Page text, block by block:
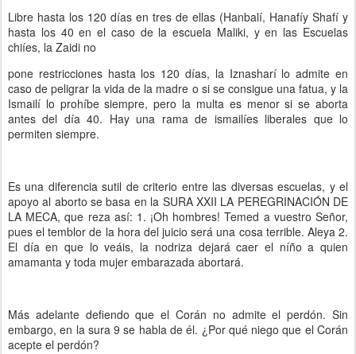
Libre hasta los 120 días en tres de ellas (Hanbalí, Hanafíy Shafí y
hasta los 40 en el caso de la escuela Maliki, y en las Escuelas
chiíes, la Zaidi no
pone restricciones hasta los 120 días, la Iznasharí lo admite en
caso de peligrar la vida de la madre o si se consigue una fatua, y la
Ismailí lo prohíbe siempre, pero la multa es menor si se aborta
antes del día 40. Hay una rama de ismailíes liberales que lo
permiten siempre.
Es una diferencia sutil de criterio entre las diversas escuelas, y el
apoyo al aborto se basa en la SURA XXII LA PEREGRINACIÓN DE
LA MECA, que reza así: 1. ¡Oh hombres! Temed a vuestro Señor,
pues el temblor de la hora del juicio será una cosa terrible. Aleya 2.
El día en que lo veáis, la nodriza dejará caer el níño a quien
amamanta y toda mujer embarazada abortará.
Más adelante defiendo que el Corán no admite el perdón. Sin
embargo, en la sura 9 se habla de él. ¿Por qué niego que el Corán
acepte el perdón?